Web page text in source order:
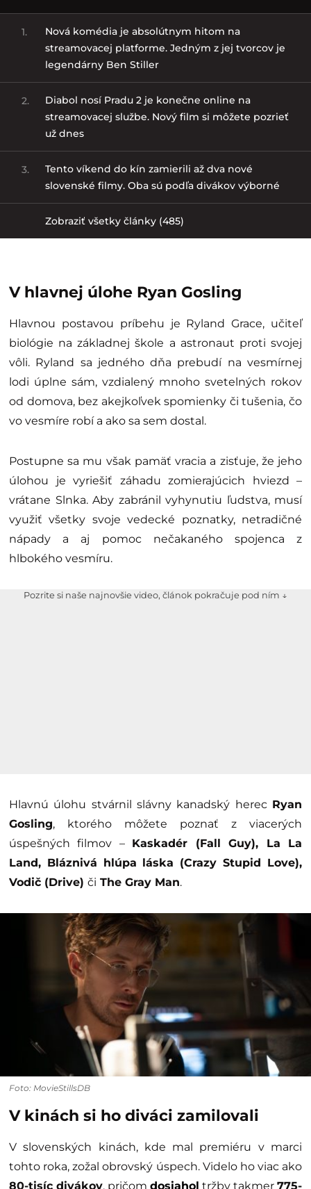
1.
Nová komédia je absolútnym hitom na
streamovacej platforme. Jedným z jej tvorcov je
legendárny Ben Stiller
2.
Diabol nosí Pradu 2 je konečne online na
streamovacej službe. Nový film si môžete pozrieť
už dnes
3.
Tento víkend do kín zamierili až dva nové
slovenské filmy. Oba sú podľa divákov výborné
Zobraziť všetky články (485)
V hlavnej úlohe Ryan Gosling
Hlavnou postavou príbehu je Ryland Grace, učiteľ
biológie na základnej škole a astronaut proti svojej
vôli. Ryland sa jedného dňa prebudí na vesmírnej
lodi úplne sám, vzdialený mnoho svetelných rokov
od domova, bez akejkoľvek spomienky či tušenia, čo
vo vesmíre robí a ako sa sem dostal.
Postupne sa mu však pamäť vracia a zisťuje, že jeho
úlohou je vyriešiť záhadu zomierajúcich hviezd –
vrátane Slnka. Aby zabránil vyhynutiu ľudstva, musí
využiť všetky svoje vedecké poznatky, netradičné
nápady a aj pomoc nečakaného spojenca z
hlbokého vesmíru.
Pozrite si naše najnovšie video, článok pokračuje pod ním ↓
Hlavnú úlohu stvárnil slávny kanadský herec Ryan
Gosling, ktorého môžete poznať z viacerých
úspešných filmov – Kaskadér (Fall Guy), La La
Land, Bláznivá hlúpa láska (Crazy Stupid Love),
Vodič (Drive) či The Gray Man.
Foto: MovieStillsDB
V kinách si ho diváci zamilovali
V slovenských kinách, kde mal premiéru v marci
tohto roka, zožal obrovský úspech. Videlo ho viac ako
80-tisíc divákov, pričom dosiahol tržby takmer 775-